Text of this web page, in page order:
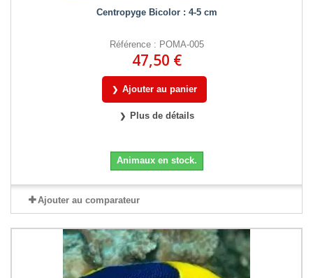
Centropyge Bicolor : 4-5 cm
Référence : POMA-005
47,50 €
Ajouter au panier
Plus de détails
Animaux en stock.
Ajouter au comparateur